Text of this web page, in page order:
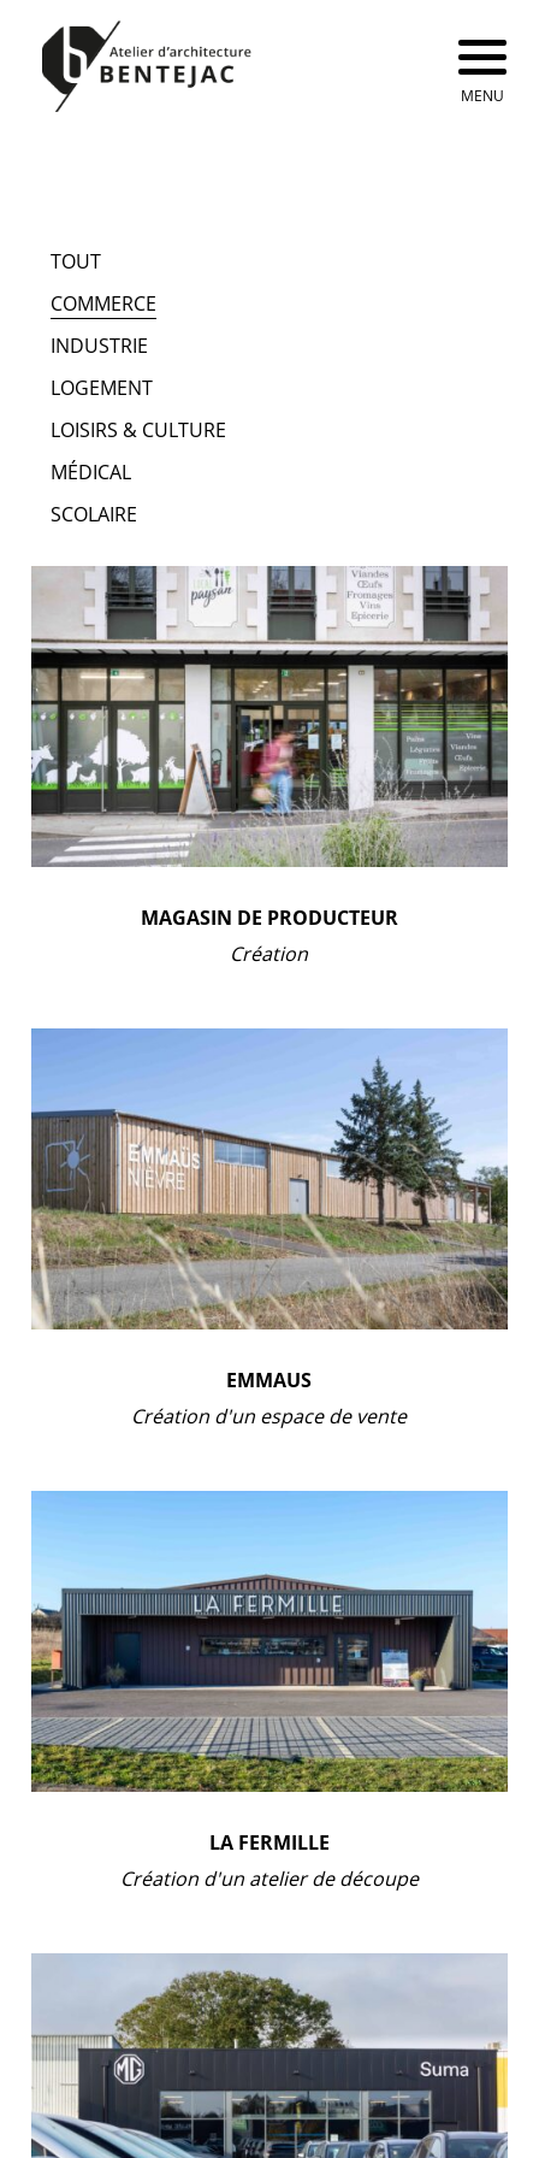
MENU
TOUT
COMMERCE
INDUSTRIE
LOGEMENT
LOISIRS & CULTURE
MÉDICAL
SCOLAIRE
MAGASIN DE PRODUCTEUR
Création
EMMAUS
Création d'un espace de vente
LA FERMILLE
Création d'un atelier de découpe